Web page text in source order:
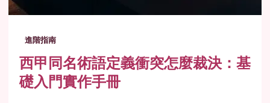
進階指南
西甲同名術語定義衝突怎麼裁決：基
礎入門實作手冊